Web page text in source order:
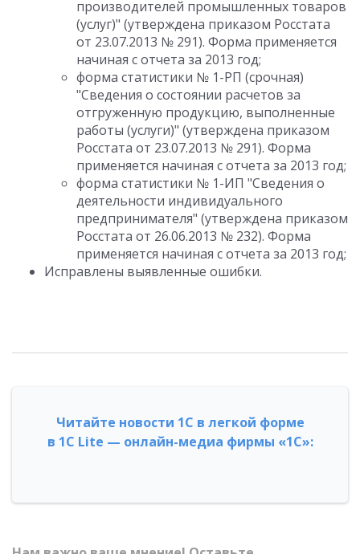
производителей промышленных товаров
(услуг)" (утверждена приказом Росстата
от 23.07.2013 № 291). Форма применяется
начиная с отчета за 2013 год;
форма статистики № 1-РП (срочная)
"Сведения о состоянии расчетов за
отгруженную продукцию, выполненные
работы (услуги)" (утверждена приказом
Росстата от 23.07.2013 № 291). Форма
применяется начиная с отчета за 2013 год;
форма статистики № 1-ИП "Сведения о
деятельности индивидуального
предпринимателя" (утверждена приказом
Росстата от 26.06.2013 № 232). Форма
применяется начиная с отчета за 2013 год;
Исправлены выявленные ошибки.
Читайте новости 1С в легкой форме
в 1С Lite — онлайн-медиа фирмы «1С»: